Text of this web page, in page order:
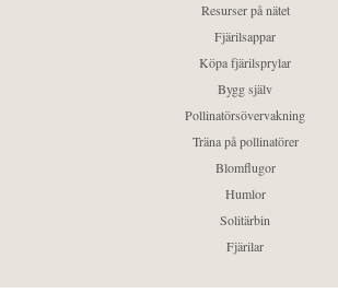
Resurser på nätet
Fjärilsappar
Köpa fjärilsprylar
Bygg själv
Pollinatörsövervakning
Träna på pollinatörer
Blomflugor
Humlor
Solitärbin
Fjärilar